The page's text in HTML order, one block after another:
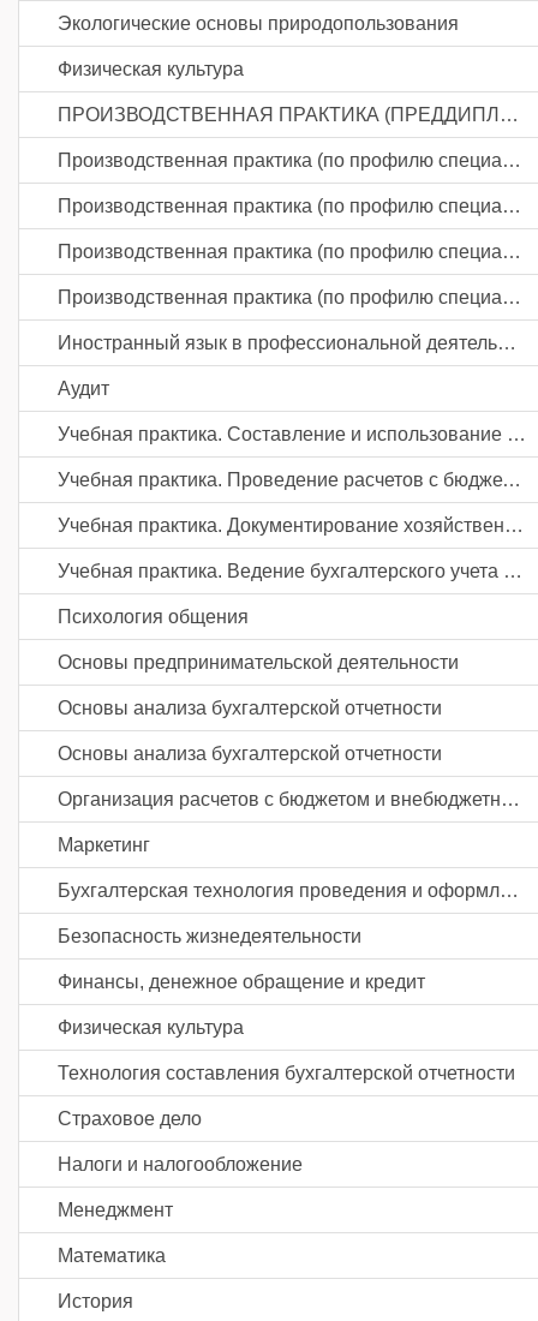
Экологические основы природопользования
Физическая культура
ПРОИЗВОДСТВЕННАЯ ПРАКТИКА (ПРЕДДИПЛОМНАЯ)
Производственная практика (по профилю специальности). Составление и использование бухгалтерской (финансовой) отчетности
Производственная практика (по профилю специальности). Проведение расчетов с бюджетом и внебюджетными фондами
Производственная практика (по профилю специальности). Документирование хозяйственных операций и ведение бухгалтерского учета активов организации
Производственная практика (по профилю специальности). Ведение бухгалтерского учета источников формирования активов, выполнение работ по инвентаризации активов и финансовых обязательств организации
Иностранный язык в профессиональной деятельности
Аудит
Учебная практика. Составление и использование бухгалтерской (финансовой) отчетности
Учебная практика. Проведение расчетов с бюджетом и внебюджетными фондами
Учебная практика. Документирование хозяйственных операций и ведение бухгалтерского учета активов организации
Учебная практика. Ведение бухгалтерского учета источников формирования активов, выполнение работ по инвентаризации активов и финансовых обязательств организации
Психология общения
Основы предпринимательской деятельности
Основы анализа бухгалтерской отчетности
Основы анализа бухгалтерской отчетности
Организация расчетов с бюджетом и внебюджетными фондами
Маркетинг
Бухгалтерская технология проведения и оформления инвентаризации
Безопасность жизнедеятельности
Финансы, денежное обращение и кредит
Физическая культура
Технология составления бухгалтерской отчетности
Страховое дело
Налоги и налогообложение
Менеджмент
Математика
История